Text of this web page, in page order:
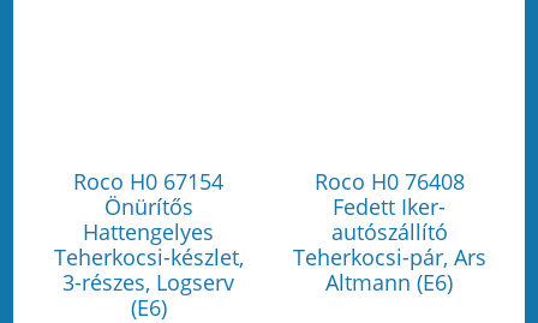
Roco H0 67154
Önürítős
Hattengelyes
Teherkocsi-készlet,
3-részes, Logserv
(E6)
Roco H0 76408
Fedett Iker-
autószállító
Teherkocsi-pár, Ars
Altmann (E6)